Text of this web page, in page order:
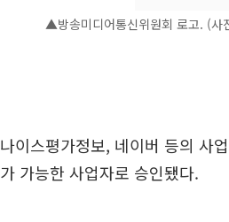
▲방송미디어통신위원회 로고. (사
나이스평가정보, 네이버 등의 사
가 가능한 사업자로 승인됐다.